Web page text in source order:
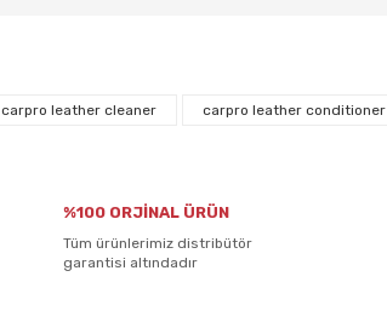
carpro leather cleaner carpro leather conditioner
%100 ORJİNAL ÜRÜN
Tüm ürünlerimiz distribütör
garantisi altındadır